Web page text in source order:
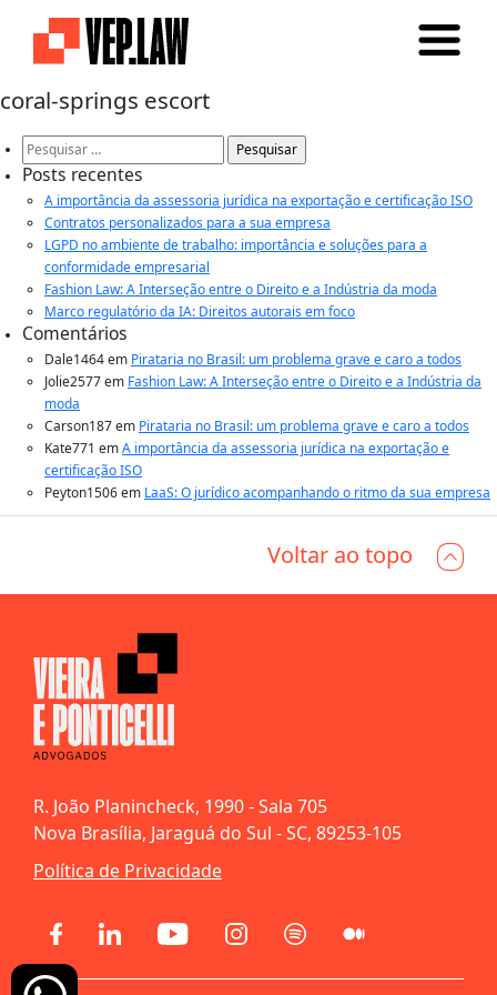
coral-springs escort
Pesquisar
por:
Posts recentes
A importância da assessoria jurídica na exportação e certificação ISO
Contratos personalizados para a sua empresa
LGPD no ambiente de trabalho: importância e soluções para a
conformidade empresarial
Fashion Law: A Interseção entre o Direito e a Indústria da moda
Marco regulatório da IA: Direitos autorais em foco
Comentários
Dale1464em Pirataria no Brasil: um problema grave e caro a todos
Jolie2577em Fashion Law: A Interseção entre o Direito e a Indústria da
moda
Carson187em Pirataria no Brasil: um problema grave e caro a todos
Kate771 emA importância da assessoria jurídica na exportação e
certificação ISO
Peyton1506em LaaS: O jurídico acompanhando o ritmo da sua empresa
Voltar ao topo
R. João Planincheck, 1990 - Sala 705
Nova Brasília, Jaraguá do Sul - SC, 89253-105
Política de Privacidade